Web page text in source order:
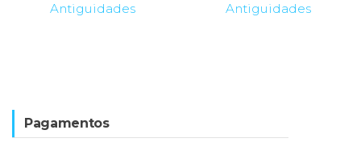
Antiguidades Antiguidades
Pagamentos